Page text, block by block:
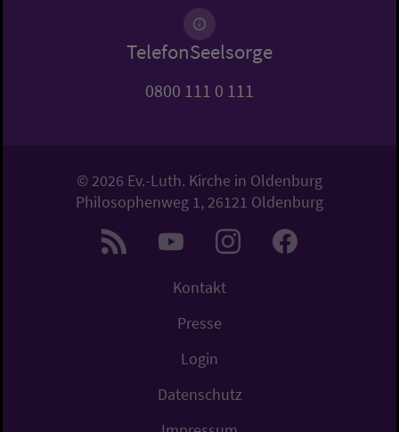
TelefonSeelsorge
0800 111 0 111
© 2026 Ev.-Luth. Kirche in Oldenburg
Philosophenweg 1, 26121 Oldenburg
Kontakt
Presse
Login
Datenschutz